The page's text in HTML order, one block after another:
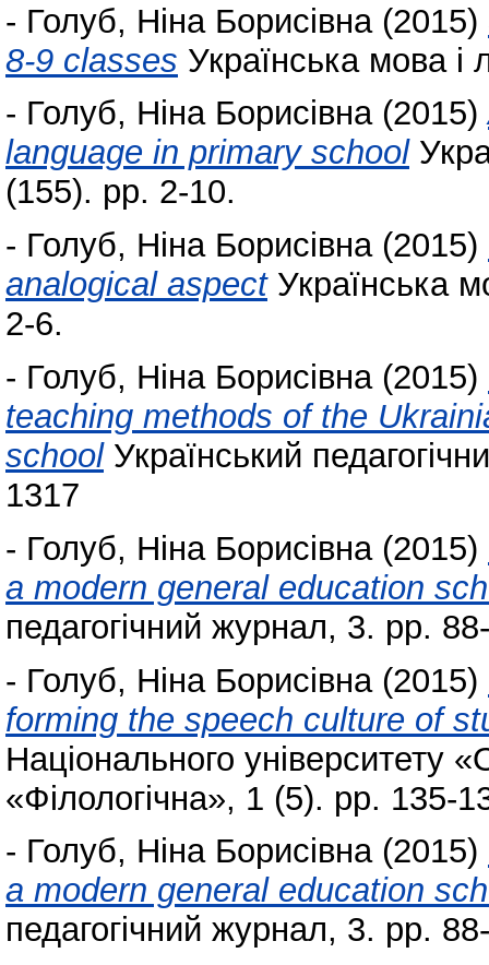
- Голуб, Ніна Борисівна(2015)
8-9 classes Українська мова і
- Голуб, Ніна Борисівна(2015)
language in primary school
(155). pp. 2-10.
- Голуб, Ніна Борисівна(2015)
analogical aspectУкраїнська
2-6.
- Голуб, Ніна Борисівна(2015)
teaching methods of the
schoolУкраїнський
1317
- Голуб, Ніна Борисівна(2015)
a modern general education
педагогічний журнал, 3. pp.
- Голуб, Ніна Борисівна(2015)
forming the speech culture of
Національного університету
«Філологічна», 1 (5). pp. 135-
- Голуб, Ніна Борисівна(2015)
a modern general education
педагогічний журнал, 3. pp.